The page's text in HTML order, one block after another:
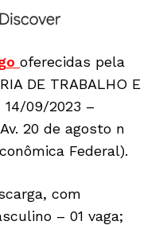
oferecidas pela
DE TRABALHO E
14/09/2023 –
20 de agosto n
Federal).
com
– 01 vaga;